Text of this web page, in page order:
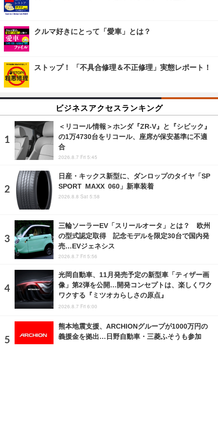
クルマ好きにとって「愛車」とは？
ストップ！ 「不具合修理＆不正修理」実態レポート！
ビジネスアクセスランキング
＜リコール情報＞ホンダ『ZR-V』と『シビック』
の1万4730台をリコール、座席が保安基準に不適
合
2026.8.7 Fri 5:45
日産・キックス新型に、ダンロップのタイヤ「SP
SPORT MAXX 060」新車装着
2026.8.8 Sat 5:58
三輪ソーラーEV「スリールオータ」とは？ 欧州
の型式認定取得 記念モデルを限定30台で国内発
売…EVジェネシス
2026.8.7 Fri 5:56
光岡自動車、11月発売予定の新型車「ティザー画
像」第2弾を公開…開発コンセプトは、楽しくワク
ワクする『ミツオカらしさの原点』
2026.8.7 Fri 6:00
熊本地震支援、ARCHIONグループが1000万円の
義援金を拠出…日野自動車・三菱ふそうも参加